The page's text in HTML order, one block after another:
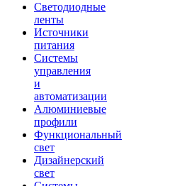
Светодиодные
ленты
Источники
питания
Системы
управления
и
автоматизации
Алюминиевые
профили
Функциональный
свет
Дизайнерский
свет